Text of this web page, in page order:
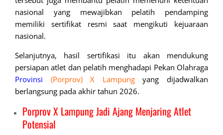
nasional yang mewajibkan pelatih pendamping
memiliki sertifikat resmi saat mengikuti kejuaraan
nasional.
Selanjutnya, hasil sertifikasi itu akan mendukung
persiapan atlet dan pelatih menghadapi Pekan Olahraga
Provinsi
(Porprov) X Lampungyang dijadwalkan
berlangsung pada akhir tahun 2026.
Porprov X Lampung Jadi Ajang Menjaring Atlet
Potensial